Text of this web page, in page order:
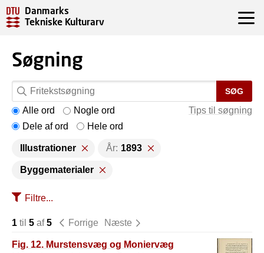
Danmarks
Tekniske Kulturarv
Søgning
SØG
Tips til søgning
Alle ord
Nogle ord
Dele af ord
Hele ord
Illustrationer År: 1893
Byggematerialer
Filtre...
1 til 5 af5 Forrige Næste
Fig. 12. Murstensvæg og Moniervæg